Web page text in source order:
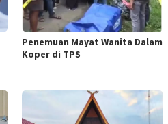
Penemuan Mayat Wanita Dalam
Koper di TPS